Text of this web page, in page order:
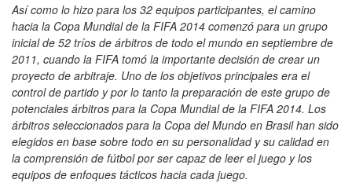
Así como lo hizo para los 32 equipos participantes, el camino
hacia la Copa Mundial de la FIFA 2014 comenzó para un grupo
inicial de 52 tríos de árbitros de todo el mundo en septiembre de
2011, cuando la FIFA tomó la importante decisión de crear un
proyecto de arbitraje. Uno de los objetivos principales era el
control de partido y por lo tanto la preparación de este grupo de
potenciales árbitros para la Copa Mundial de la FIFA 2014. Los
árbitros seleccionados para la Copa del Mundo en Brasil han sido
elegidos en base sobre todo en su personalidad y su calidad en
la comprensión de fútbol por ser capaz de leer el juego y los
equipos de enfoques tácticos hacia cada juego.